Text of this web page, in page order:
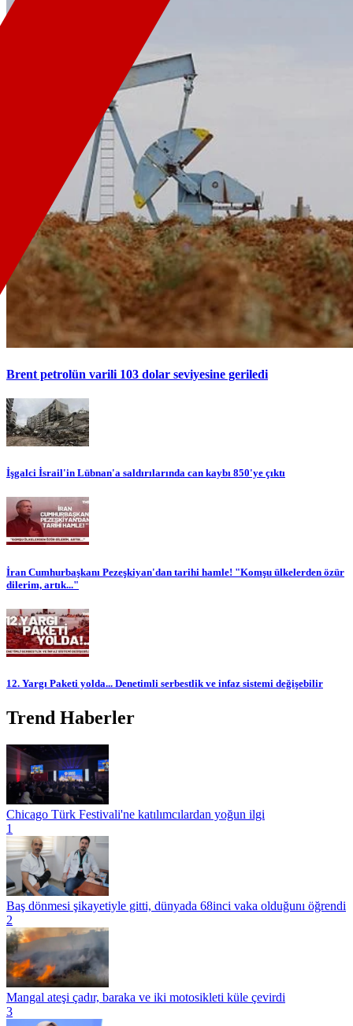
Brent petrolün varili 103 dolar seviyesine geriledi
İşgalci İsrail'in Lübnan'a saldırılarında can kaybı 850'ye çıktı
İran Cumhurbaşkanı Pezeşkiyan'dan tarihi hamle! "Komşu ülkelerden özür
dilerim, artık..."
12. Yargı Paketi yolda... Denetimli serbestlik ve infaz sistemi değişebilir
Trend Haberler
Chicago Türk Festivali'ne katılımcılardan yoğun ilgi
1
Baş dönmesi şikayetiyle gitti, dünyada 68inci vaka olduğunı öğrendi
2
Mangal ateşi çadır, baraka ve iki motosikleti küle çevirdi
3